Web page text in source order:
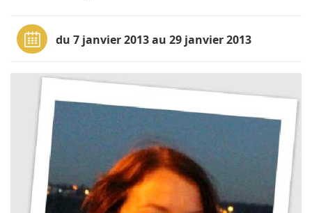
du 7 janvier 2013 au 29 janvier 2013